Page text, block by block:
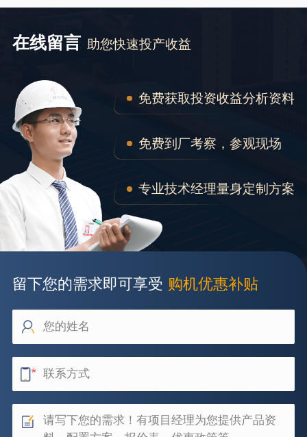
在线留言 助您快速投产收益
免费获取投资收益分析资料
免费到厂考察，参观现场
专业技术经理量身定制方案
留下您的需求即可享受 购机优惠补贴